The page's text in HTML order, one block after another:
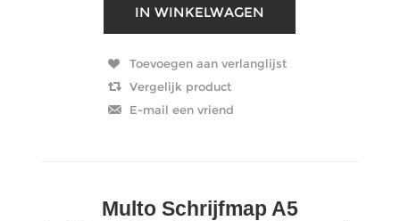
Multo Schrijfmap A5